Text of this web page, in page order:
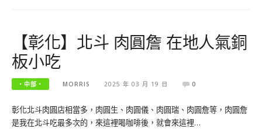
【彰化】北斗 肉圓詹 在地人氣銅
板小吃
‧中部‧ MORRIS 2025 年 03 月 19 日 0
彰化北斗肉圓店相當多，肉圓生、肉圓儀、肉圓瑞、肉圓詹等，肉圓詹
是我在北斗吃最多次的，來這裡喝咖啡後，就會來這裡…